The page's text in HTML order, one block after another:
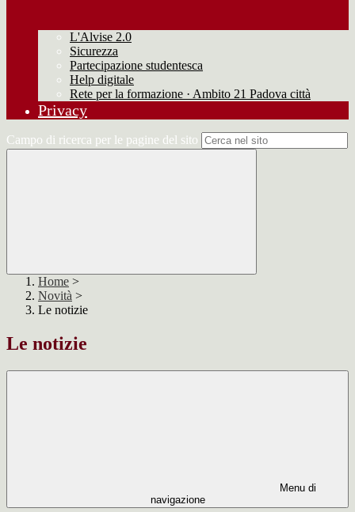
L'Alvise 2.0
Sicurezza
Partecipazione studentesca
Help digitale
Rete per la formazione · Ambito 21 Padova città
Privacy
Campo di ricerca per le pagine del sito
Home >
Novità >
Le notizie
Le notizie
Menu di
navigazione